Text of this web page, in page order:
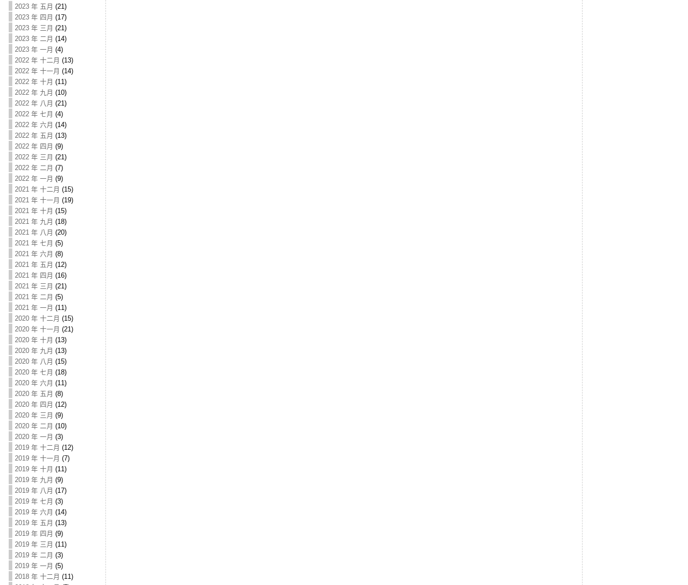
2023 年 五月 (21)
2023 年 四月 (17)
2023 年 三月 (21)
2023 年 二月 (14)
2023 年 一月 (4)
2022 年 十二月 (13)
2022 年 十一月 (14)
2022 年 十月 (11)
2022 年 九月 (10)
2022 年 八月 (21)
2022 年 七月 (4)
2022 年 六月 (14)
2022 年 五月 (13)
2022 年 四月 (9)
2022 年 三月 (21)
2022 年 二月 (7)
2022 年 一月 (9)
2021 年 十二月 (15)
2021 年 十一月 (19)
2021 年 十月 (15)
2021 年 九月 (18)
2021 年 八月 (20)
2021 年 七月 (5)
2021 年 六月 (8)
2021 年 五月 (12)
2021 年 四月 (16)
2021 年 三月 (21)
2021 年 二月 (5)
2021 年 一月 (11)
2020 年 十二月 (15)
2020 年 十一月 (21)
2020 年 十月 (13)
2020 年 九月 (13)
2020 年 八月 (15)
2020 年 七月 (18)
2020 年 六月 (11)
2020 年 五月 (8)
2020 年 四月 (12)
2020 年 三月 (9)
2020 年 二月 (10)
2020 年 一月 (3)
2019 年 十二月 (12)
2019 年 十一月 (7)
2019 年 十月 (11)
2019 年 九月 (9)
2019 年 八月 (17)
2019 年 七月 (3)
2019 年 六月 (14)
2019 年 五月 (13)
2019 年 四月 (9)
2019 年 三月 (11)
2019 年 二月 (3)
2019 年 一月 (5)
2018 年 十二月 (11)